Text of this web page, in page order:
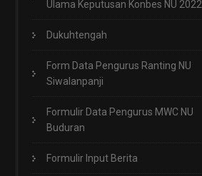
Ulama Keputusan Konbes NU 2022
Dukuhtengah
Form Data Pengurus Ranting NU
Siwalanpanji
Formulir Data Pengurus MWC NU
Buduran
Formulir Input Berita